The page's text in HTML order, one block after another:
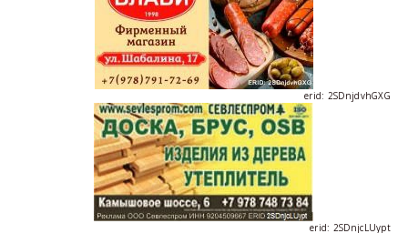
erid: 2SDnjdvhGXG